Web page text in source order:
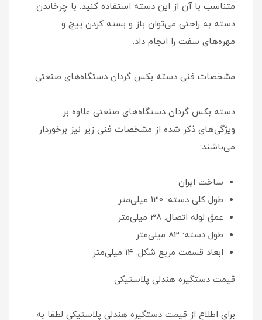
متناسب با آن از این دسته استفاده کنید. با چرخاندن
دسته به راحتی می‌توان باز و بسته کردن پیچ و
مهره‌های سفت را انجام داد.
مشخصات فنی دسته بکس گردان دستگاه‌های صنعتی
دسته بکس گردان دستگاه‌های صنعتی علاوه بر
ویژگی‌های ذکر شده از مشخصات فنی زیر نیز برخوردار
می‌باشند:
ساخت ایران
طول کلی دسته: 130 میلی‌متر
عمق لوله اتصال: 38 میلی‌متر
طول دسته: 83 میلی‌متر
ابعاد قسمت مربع شکل: 14 میلی‌متر
قیمت دستگیره هندلی پلاستیکی
برای اطلاع از قیمت دستگیره هندلی پلاستیکی لطفا به